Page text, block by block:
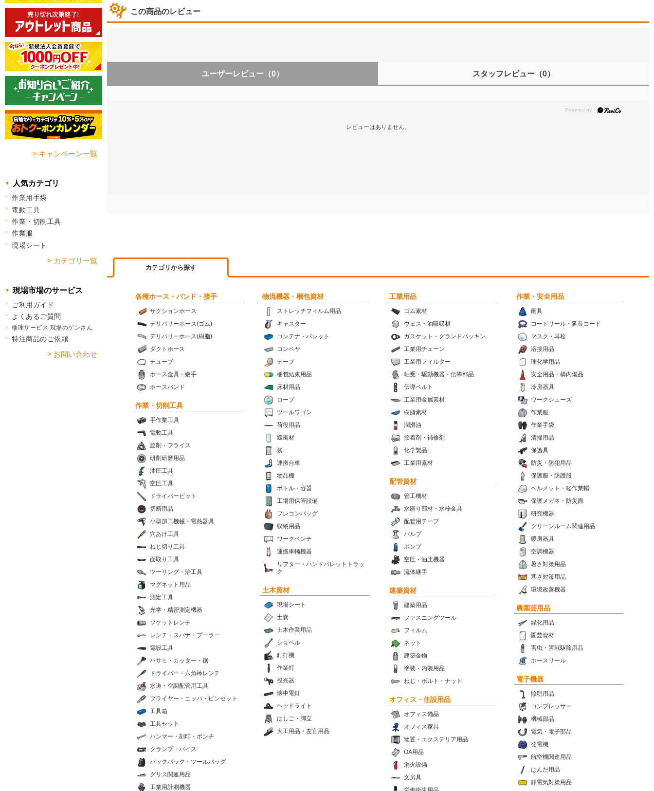
この商品のレビュー
ユーザーレビュー （0） スタッフレビュー （0）
レビューはありません。
カテゴリから探す
各種ホース・バンド・接手
サクションホース
デリバリーホース(ゴム)
デリバリーホース(樹脂)
ダクトホース
チューブ
ホース金具・継手
ホースバンド
物流機器・梱包資材
ストレッチフィルム用品
キャスター
コンテナ・パレット
コンベヤ
テープ
梱包結束用品
床材用品
ロープ
ツールワゴン
荷役用品
緩衝材
袋
運搬台車
物品棚
ボトル・容器
工場用保管設備
フレコンバッグ
収納用品
ワークベンチ
運搬車輛機器
リフター・ハンドパレットトラッ
ク
工業用品
ゴム素材
ウェス・油吸収材
ガスケット・グランドパッキン
工業用チェーン
工業用フィルター
軸受・駆動機器・伝導部品
伝導ベルト
工業用金属素材
樹脂素材
潤滑油
接着剤・補修剤
化学製品
工業用素材
作業・安全用品
雨具
コードリール・延長コード
マスク・耳栓
溶接用品
理化学用品
安全用品・構内備品
冷房器具
ワークシューズ
作業服
作業手袋
清掃用品
保護具
防災・防犯用品
保護服・防護服
ヘルメット・軽作業帽
保護メガネ・防災面
研究機器
クリーンルーム関連用品
暖房器具
空調機器
暑さ対策用品
寒さ対策用品
環境改善機器
作業・切削工具
手作業工具
電動工具
旋削・フライス
研削研磨用品
油圧工具
空圧工具
ドライバービット
切断用品
小型加工機械・電熱器具
穴あけ工具
ねじ切り工具
面取り工具
ツーリング・治工具
マグネット用品
測定工具
光学・精密測定機器
ソケットレンチ
レンチ・スパナ・プーラー
電設工具
ハサミ・カッター・鋸
ドライバー・六角棒レンチ
水道・空調配管用工具
プライヤー・ニッパ・ピンセット
工具箱
工具セット
ハンマー・刻印・ポンチ
クランプ・バイス
バックパック・ツールバッグ
グリス関連用品
工業用計測機器
配管資材
管工機材
水廻り部材・水栓金具
配管用テープ
バルブ
ポンプ
空圧・油圧機器
流体継手
土木資材
現場シート
土嚢
土木作業用品
ショベル
釘打機
作業灯
投光器
懐中電灯
ヘッドライト
はしご・脚立
大工用品・左官用品
建築資材
建築用品
ファスニングツール
フィルム
ネット
建築金物
塗装・内装用品
ねじ・ボルト・ナット
農園芸用品
緑化用品
園芸資材
害虫・害獣駆除用品
ホースリール
電子機器
照明用品
コンプレッサー
機械部品
電気・電子部品
発電機
航空機関連用品
はんだ用品
静電気対策用品
オフィス・住設用品
オフィス備品
オフィス家具
物置・エクステリア用品
OA用品
消火設備
文房具
> キャンペーン一覧
人気カテゴリ
作業用手袋
電動工具
作業・切削工具
作業服
現場シート
> カテゴリ一覧
現場市場のサービス
ご利用ガイド
よくあるご質問
修理サービス 現場のゲンさん
特注商品のご依頼
> お問い合わせ